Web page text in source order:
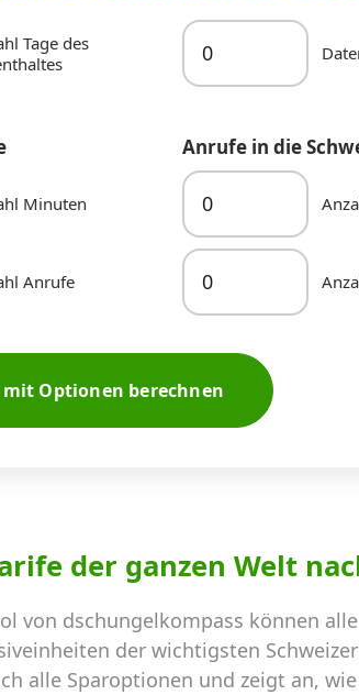
Tage des
Minuten
Anrufe
Anrufe in die
Optionen berechnen
der ganzen Welt
von dschungelkompass können
der wichtigsten
alle Sparoptionen und zeigt an,